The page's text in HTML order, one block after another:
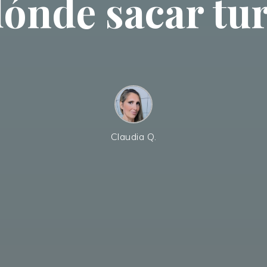
sacar
Claudia Q.